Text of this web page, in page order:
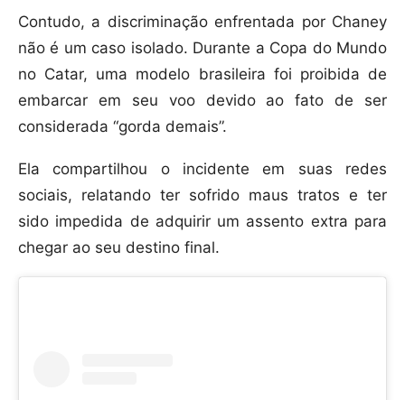
Contudo, a discriminação enfrentada por Chaney
não é um caso isolado. Durante a Copa do Mundo
no Catar, uma modelo brasileira foi proibida de
embarcar em seu voo devido ao fato de ser
considerada “gorda demais”.
Ela compartilhou o incidente em suas redes
sociais, relatando ter sofrido maus tratos e ter
sido impedida de adquirir um assento extra para
chegar ao seu destino final.